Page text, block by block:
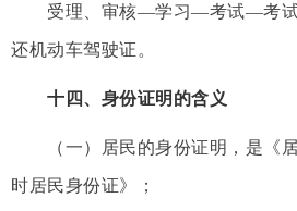
受理、审核—学习—考试—考试
还机动车驾驶证。
十四、身份证明的含义
（一）居民的身份证明，是《居
时居民身份证》；